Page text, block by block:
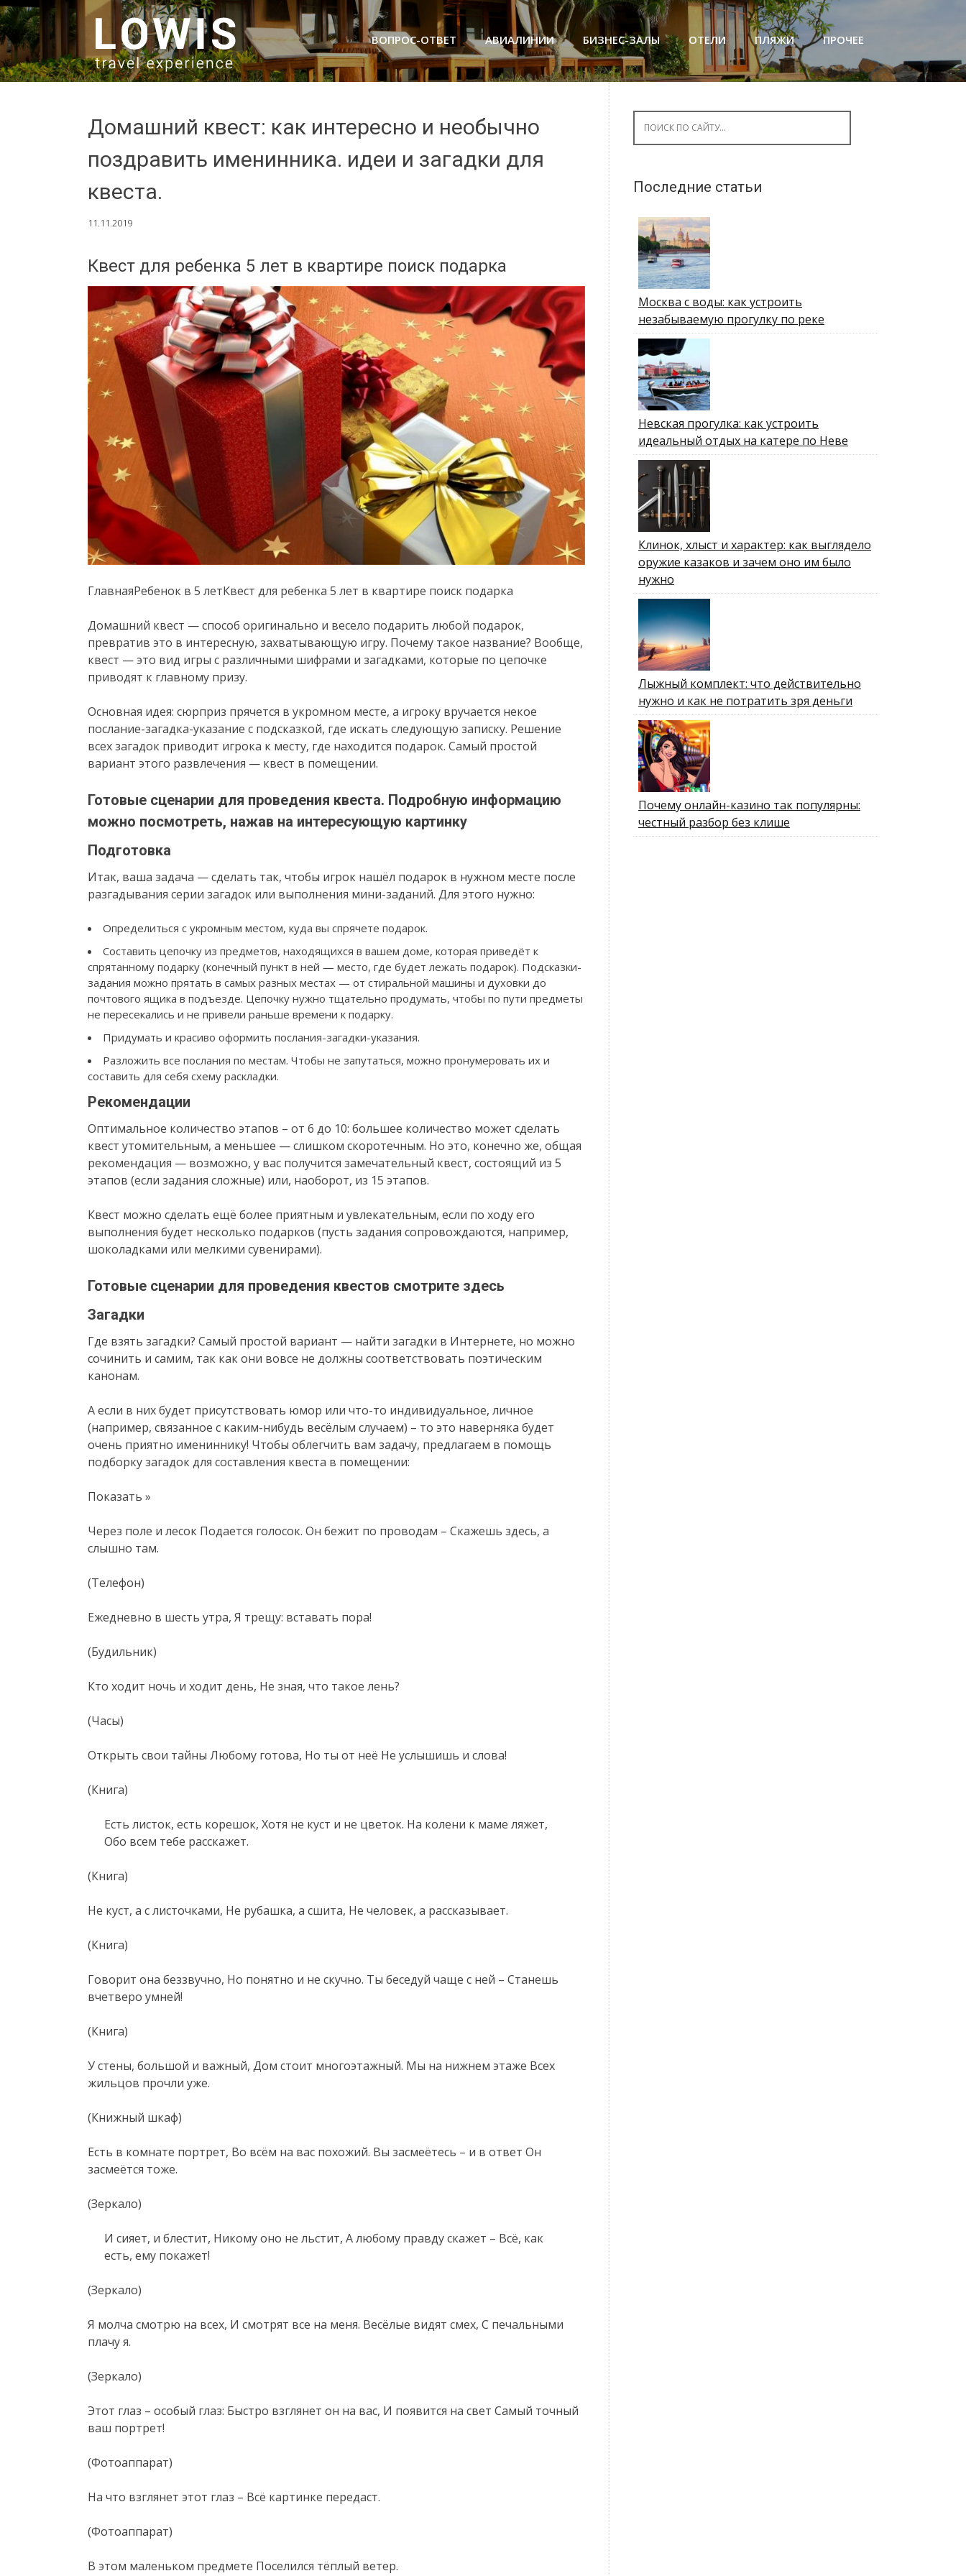
SKIP TO CONTENT ПРОЧЕЕ
ПЛЯЖИ
ОТЕЛИ
БИЗНЕС-ЗАЛЫ
АВИАЛИНИИ
ВОПРОС-ОТВЕТ
Домашний квест: как интересно и необычно
поздравить именинника. идеи и загадки для
квеста.
11.11.2019
Квест для ребенка 5 лет в квартире поиск подарка
ГлавнаяРебенок в 5 летКвест для ребенка 5 лет в квартире поиск подарка
Домашний квест — способ оригинально и весело подарить любой подарок,
превратив это в интересную, захватывающую игру. Почему такое название? Вообще,
квест — это вид игры с различными шифрами и загадками, которые по цепочке
приводят к главному призу.
Основная идея: сюрприз прячется в укромном месте, а игроку вручается некое
послание-загадка-указание с подсказкой, где искать следующую записку. Решение
всех загадок приводит игрока к месту, где находится подарок. Самый простой
вариант этого развлечения — квест в помещении.
Готовые сценарии для проведения квеста. Подробную информацию
можно посмотреть, нажав на интересующую картинку
Подготовка
Итак, ваша задача — сделать так, чтобы игрок нашёл подарок в нужном месте после
разгадывания серии загадок или выполнения мини-заданий. Для этого нужно:
Определиться с укромным местом, куда вы спрячете подарок.
Составить цепочку из предметов, находящихся в вашем доме, которая приведёт к
спрятанному подарку (конечный пункт в ней — место, где будет лежать подарок). Подсказки-
задания можно прятать в самых разных местах — от стиральной машины и духовки до
почтового ящика в подъезде. Цепочку нужно тщательно продумать, чтобы по пути предметы
не пересекались и не привели раньше времени к подарку.
Придумать и красиво оформить послания-загадки-указания.
Разложить все послания по местам. Чтобы не запутаться, можно пронумеровать их и
составить для себя схему раскладки.
Рекомендации
Оптимальное количество этапов – от 6 до 10: большее количество может сделать
квест утомительным, а меньшее — слишком скоротечным. Но это, конечно же, общая
рекомендация — возможно, у вас получится замечательный квест, состоящий из 5
этапов (если задания сложные) или, наоборот, из 15 этапов.
Квест можно сделать ещё более приятным и увлекательным, если по ходу его
выполнения будет несколько подарков (пусть задания сопровождаются, например,
шоколадками или мелкими сувенирами).
Готовые сценарии для проведения квестов смотрите здесь
Загадки
Где взять загадки? Самый простой вариант — найти загадки в Интернете, но можно
сочинить и самим, так как они вовсе не должны соответствовать поэтическим
канонам.
А если в них будет присутствовать юмор или что-то индивидуальное, личное
(например, связанное с каким-нибудь весёлым случаем) – то это наверняка будет
очень приятно имениннику! Чтобы облегчить вам задачу, предлагаем в помощь
подборку загадок для составления квеста в помещении:
Показать »
Через поле и лесок Подается голосок. Он бежит по проводам – Скажешь здесь, а
слышно там.
(Телефон)
Ежедневно в шесть утра, Я трещу: вставать пора!
(Будильник)
Кто ходит ночь и ходит день, Не зная, что такое лень?
(Часы)
Открыть свои тайны Любому готова, Но ты от неё Не услышишь и слова!
(Книга)
Есть листок, есть корешок, Хотя не куст и не цветок. На колени к маме ляжет,
Обо всем тебе расскажет.
(Книга)
Не куст, а с листочками, Не рубашка, а сшита, Не человек, а рассказывает.
(Книга)
Говорит она беззвучно, Но понятно и не скучно. Ты беседуй чаще с ней – Станешь
вчетверо умней!
(Книга)
У стены, большой и важный, Дом стоит многоэтажный. Мы на нижнем этаже Всех
жильцов прочли уже.
(Книжный шкаф)
Есть в комнате портрет, Во всём на вас похожий. Вы засмеётесь – и в ответ Он
засмеётся тоже.
(Зеркало)
И сияет, и блестит, Никому оно не льстит, А любому правду скажет – Всё, как
есть, ему покажет!
(Зеркало)
Я молча смотрю на всех, И смотрят все на меня. Весёлые видят смех, С печальными
плачу я.
(Зеркало)
Этот глаз – особый глаз: Быстро взглянет он на вас, И появится на свет Самый точный
ваш портрет!
(Фотоаппарат)
На что взглянет этот глаз – Всё картинке передаст.
(Фотоаппарат)
В этом маленьком предмете Поселился тёплый ветер.
Последние статьи
Москва с воды: как устроить
незабываемую прогулку по реке
Невская прогулка: как устроить
идеальный отдых на катере по Неве
Клинок, хлыст и характер: как выглядело
оружие казаков и зачем оно им было
нужно
Лыжный комплект: что действительно
нужно и как не потратить зря деньги
Почему онлайн-казино так популярны:
честный разбор без клише